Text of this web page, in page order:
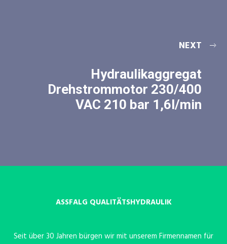
NEXT
Hydraulikaggregat
Drehstrommotor 230/400
VAC 210 bar 1,6l/min
ASSFALG QUALITÄTSHYDRAULIK
Seit über 30 Jahren bürgen wir mit unserem Firmennamen für